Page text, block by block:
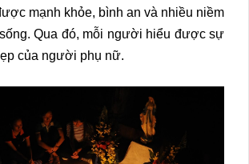
mạnh khỏe, bình an và nhiều niềm
Qua đó, mỗi người hiểu được sự
của người phụ nữ.